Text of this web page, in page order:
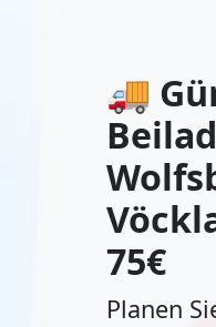
🚚
75€
Planen